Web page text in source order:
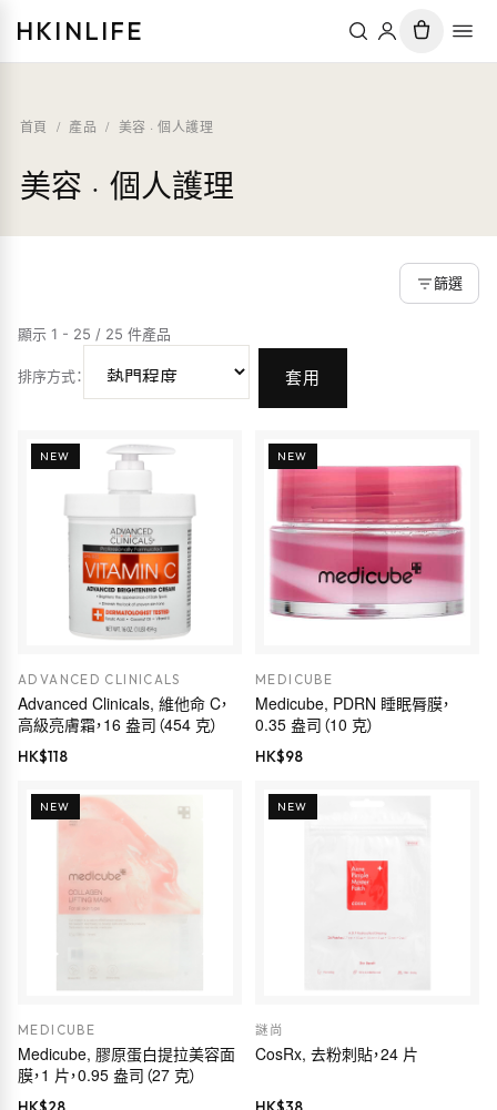
HKINLIFE
首頁 / 產品 / 美容 · 個人護理
美容 · 個人護理
篩選
顯示 1 - 25 / 25 件產品
排序方式： 套用
NEW
ADVANCED CLINICALS
Advanced Clinicals, 維他命 C，
高級亮膚霜，16 盎司（454 克）
HK$118
NEW
MEDICUBE
Medicube, PDRN 睡眠脣膜，
0.35 盎司（10 克）
HK$98
NEW
MEDICUBE
Medicube, 膠原蛋白提拉美容面
膜，1 片，0.95 盎司（27 克）
NEW
謎尚
CosRx, 去粉刺貼，24 片